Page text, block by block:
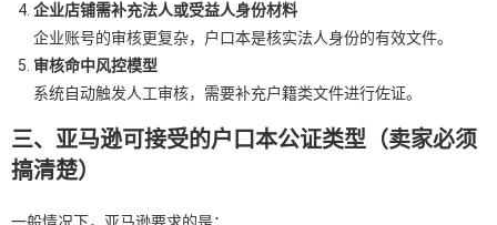
企业店铺需补充法人或受益人身份材料
企业账号的审核更复杂，户口本是核实法人身份的有效文件。
审核命中风控模型
系统自动触发人工审核，需要补充户籍类文件进行佐证。
三、亚马逊可接受的户口本公证类型（卖家必须
搞清楚）